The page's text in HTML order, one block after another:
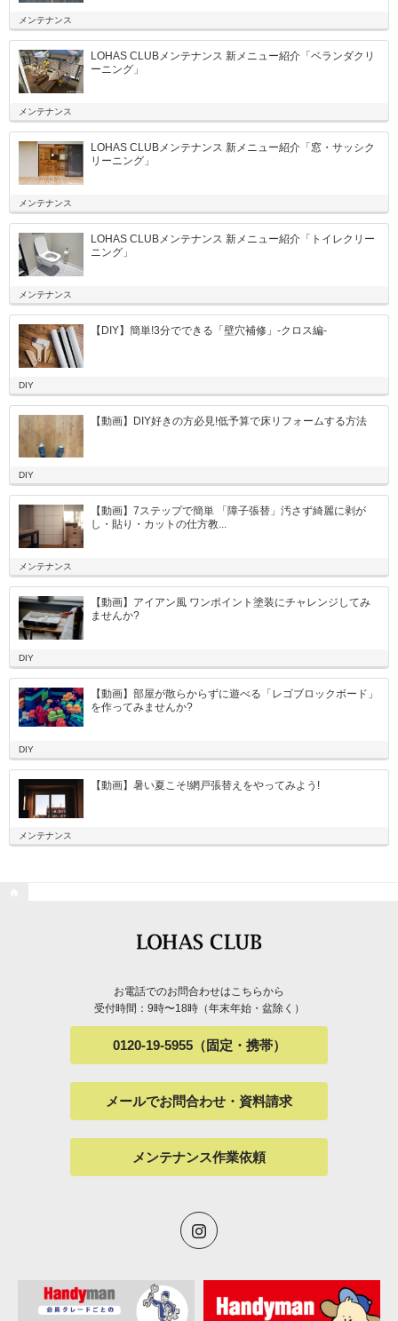
メンテナンス
LOHAS CLUBメンテナンス 新メニュー紹介「ベランダクリ
ーニング」
メンテナンス
LOHAS CLUBメンテナンス 新メニュー紹介「窓・サッシク
リーニング」
メンテナンス
LOHAS CLUBメンテナンス 新メニュー紹介「トイレクリー
ニング」
メンテナンス
【DIY】簡単!3分でできる「壁穴補修」-クロス編-
DIY
【動画】DIY好きの方必見!低予算で床リフォームする方法
DIY
【動画】7ステップで簡単 「障子張替」汚さず綺麗に剥が
し・貼り・カットの仕方教...
メンテナンス
【動画】アイアン風 ワンポイント塗装にチャレンジしてみ
ませんか?
DIY
【動画】部屋が散らからずに遊べる「レゴブロックボード」
を作ってみませんか?
DIY
【動画】暑い夏こそ!網戸張替えをやってみよう!
メンテナンス
お電話でのお問合わせはこちらから
受付時間：9時〜18時（年末年始・盆除く）
0120-19-5955（固定・携帯）
メールでお問合わせ・資料請求
メンテナンス作業依頼